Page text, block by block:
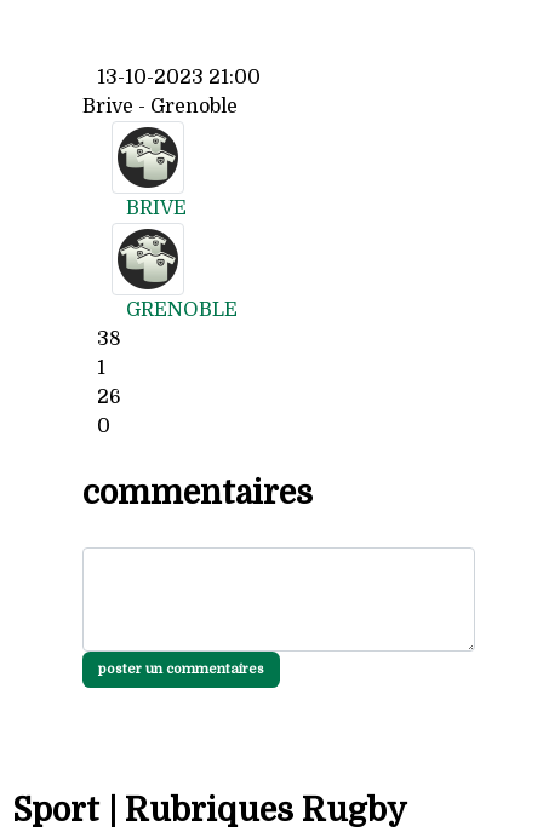
13-10-2023 21:00
Brive - Grenoble
BRIVE
GRENOBLE
38
1
26
0
commentaires
poster un commentaires
Sport | Rubriques Rugby